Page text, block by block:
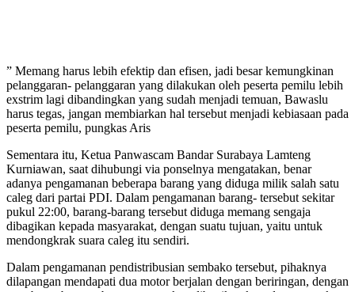
” Memang harus lebih efektip dan efisen, jadi besar kemungkinan
pelanggaran- pelanggaran yang dilakukan oleh peserta pemilu lebih
exstrim lagi dibandingkan yang sudah menjadi temuan, Bawaslu
harus tegas, jangan membiarkan hal tersebut menjadi kebiasaan pada
peserta pemilu, pungkas Aris
Sementara itu, Ketua Panwascam Bandar Surabaya Lamteng
Kurniawan, saat dihubungi via ponselnya mengatakan, benar
adanya pengamanan beberapa barang yang diduga milik salah satu
caleg dari partai PDI. Dalam pengamanan barang- tersebut sekitar
pukul 22:00, barang-barang tersebut diduga memang sengaja
dibagikan kepada masyarakat, dengan suatu tujuan, yaitu untuk
mendongkrak suara caleg itu sendiri.
Dalam pengamanan pendistribusian sembako tersebut, pihaknya
dilapangan mendapati dua motor berjalan dengan beriringan, dengan